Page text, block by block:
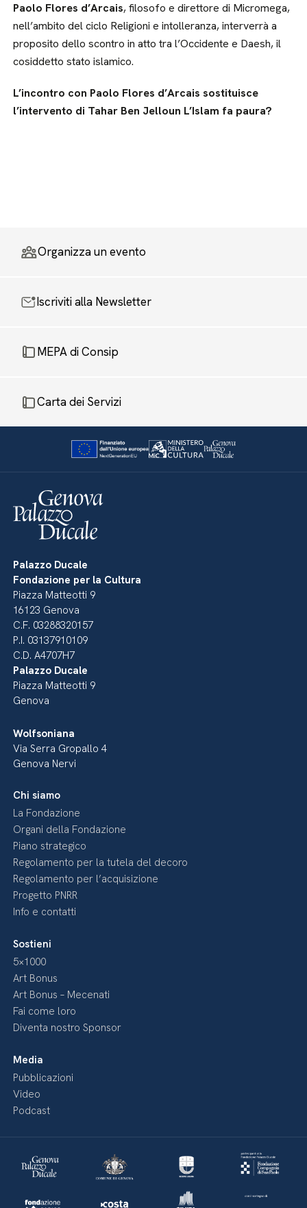
Paolo Flores d’Arcais, filosofo e direttore di Micromega,
nell’ambito del ciclo Religioni e intolleranza, interverrà a
proposito dello scontro in atto tra l’Occidente e Daesh, il
cosiddetto stato islamico.
L’incontro con Paolo Flores d’Arcais sostituisce
l’intervento di Tahar Ben Jelloun L’Islam fa paura?
Organizza un evento
Iscriviti alla Newsletter
MEPA di Consip
Carta dei Servizi
Palazzo Ducale
Fondazione per la Cultura
Piazza Matteotti 9
16123 Genova
C.F. 03288320157
P.I. 03137910109
C.D. A4707H7
Palazzo Ducale
Piazza Matteotti 9
Genova
Wolfsoniana
Via Serra Gropallo 4
Genova Nervi
Chi siamo
La Fondazione
Organi della Fondazione
Piano strategico
Regolamento per la tutela del decoro
Regolamento per l’acquisizione
Progetto PNRR
Info e contatti
Sostieni
5×1000
Art Bonus
Art Bonus – Mecenati
Fai come loro
Diventa nostro Sponsor
Media
Pubblicazioni
Video
Podcast